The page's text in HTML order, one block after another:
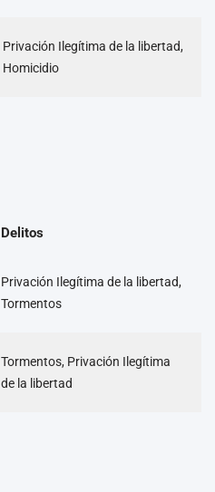
Privación Ilegítima de la libertad,
Homicidio
Delitos
Privación Ilegítima de la libertad,
Tormentos
Tormentos, Privación Ilegítima
de la libertad